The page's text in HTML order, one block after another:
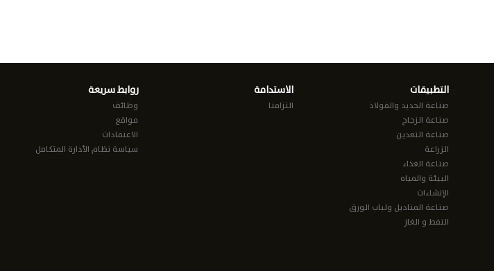
التطبيقات
صناعة الحديد والفولاذ
صناعة الزجاج
صناعة التعدين
الزراعة
صناعة الغذاء
البيئة والمياه
الإنشاءات
صناعة المناديل ولباب الورق
النفط و الغاز
الاستدامة
التزامنا
روابط سريعة
وظائف
مواقع
الاعتمادات
سياسة نظام الأدارة المتكامل